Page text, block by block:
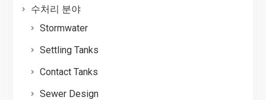
수처리 분야
Stormwater
Settling Tanks
Contact Tanks
Sewer Design